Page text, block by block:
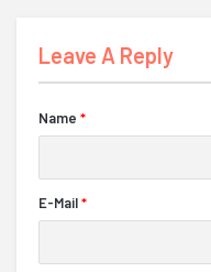
Leave A Reply
Name *
E-Mail*